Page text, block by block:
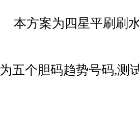
本方案为四星平刷刷
为五个胆码趋势号码,测